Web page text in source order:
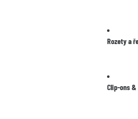
Rozety a
Clip-ons